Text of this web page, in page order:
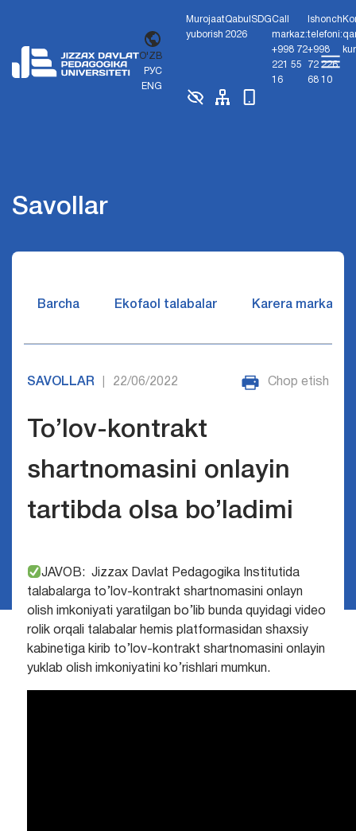
O'ZB
РУС
ENG
Murojaat
yuborish
Qabul
2026
SDGCall
markaz:
+998 72
221 55
16
Ishonch
telefoni:
+998
72 226
68 10
Savollar
Barcha Ekofaol talabalar Karera markazi
SAVOLLAR 22/06/2022 Chop etish
To’lov-kontrakt
shartnomasini onlayin
tartibda olsa bo’ladimi
JAVOB: Jizzax Davlat Pedagogika Institutida
talabalarga to’lov-kontrakt shartnomasini onlayn
olish imkoniyati yaratilgan bo’lib bunda quyidagi video
rolik orqali talabalar hemis platformasidan shaxsiy
kabinetiga kirib to’lov-kontrakt shartnomasini onlayin
yuklab olish imkoniyatini ko’rishlari mumkun.